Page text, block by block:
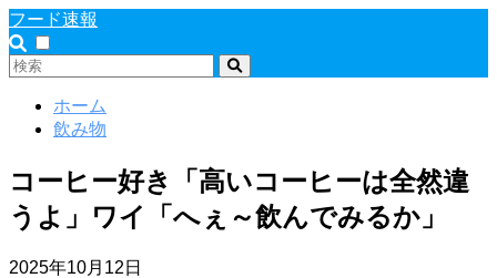
フード速報
ホーム
飲み物
コーヒー好き「高いコーヒーは全然違
うよ」ワイ「へぇ～飲んでみるか」
2025年10月12日